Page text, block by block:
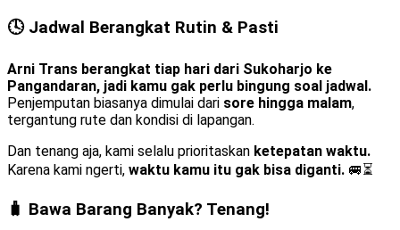
🕓 Jadwal Berangkat Rutin & Pasti
Arni Trans berangkat tiap hari dari Sukoharjo ke
Pangandaran, jadi kamu gak perlu bingung soal jadwal.
Penjemputan biasanya dimulai dari sore hingga malam,
tergantung rute dan kondisi di lapangan.
Dan tenang aja, kami selalu prioritaskan ketepatan waktu.
Karena kami ngerti, waktu kamu itu gak bisa diganti. 🚐⏳
🧳 Bawa Barang Banyak? Tenang!